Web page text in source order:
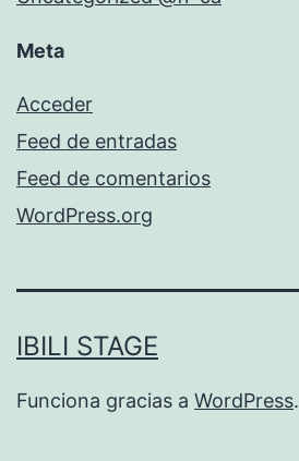
Meta
Acceder
Feed de entradas
Feed de comentarios
WordPress.org
IBILI STAGE
Funciona gracias a WordPress.